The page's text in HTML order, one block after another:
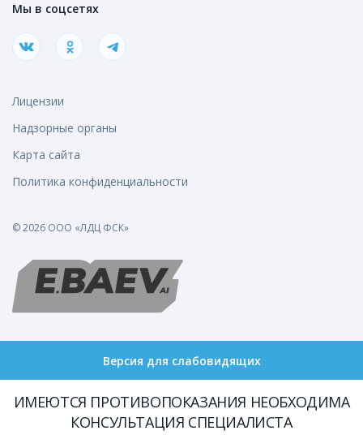
Мы в соцсетях
Лицензии
Надзорные органы
Карта сайта
Политика конфиденциальности
© 2026 ООО «ЛДЦ ФСК»
Версия для слабовидящих
ИМЕЮТСЯ ПРОТИВОПОКАЗАНИЯ НЕОБХОДИМА
КОНСУЛЬТАЦИЯ СПЕЦИАЛИСТА